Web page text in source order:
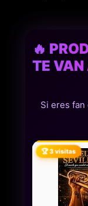
🔥
TE VAN
Si eres fan
🏆 3 visitas